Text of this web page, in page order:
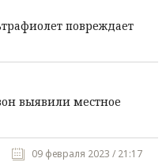
повреждает
выявили местное
09 февраля 2023 / 21:17